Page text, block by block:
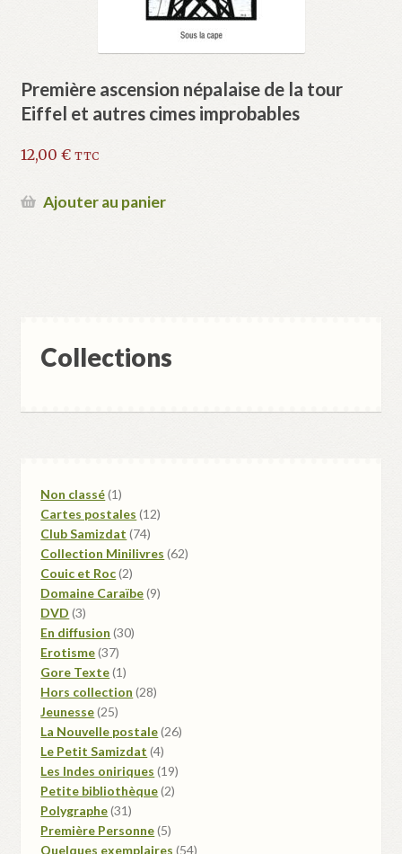
Première ascension népalaise de la tour
Eiffel et autres cimes improbables
12,00 € TTC
Ajouter au panier
Collections
Non classé 11
produit
Cartes postales 1212
Club Samizdat 7474
produits
Collection Minilivres 6262
Couic et Roc 22
produits
Domaine Caraïbe 99
DVD 33
produits
En diffusion 3030
Erotisme 3737
produits
Gore Texte 11
produit
Hors collection 2828
Jeunesse 2525
produits
La Nouvelle postale 2626
Le Petit Samizdat 44
produits
Les Indes oniriques 1919
Petite bibliothèque 22
Polygraphe 3131
produits
Première Personne 55
produits
Quelques exemplaires 5454